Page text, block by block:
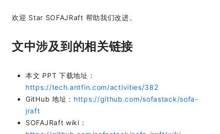
欢迎 Star SOFAJRaft 帮助我们改进。
文中涉及到的相关链接
本文 PPT 下载地址：
https://tech.antfin.com/activities/382
GitHub 地址： https://github.com/sofastack/sofa-
jraft
SOFAJRaft wiki：